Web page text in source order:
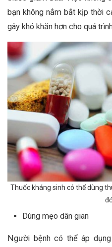
bạn không nắm bắt kịp thời
gây khó khăn hơn cho quá
Thuốc kháng sinh có thể dùng
Dùng mẹo dân gian
Người bệnh có thể áp